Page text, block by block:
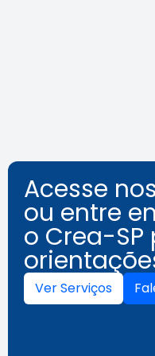
Acesse
ou entre
o Crea-SP
Ver Serviços